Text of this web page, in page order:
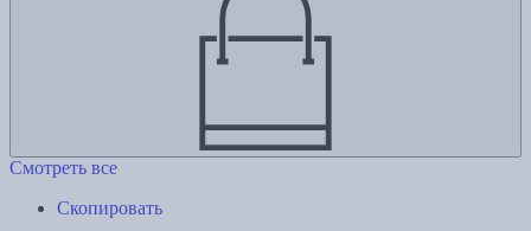
Смотреть все
Скопировать